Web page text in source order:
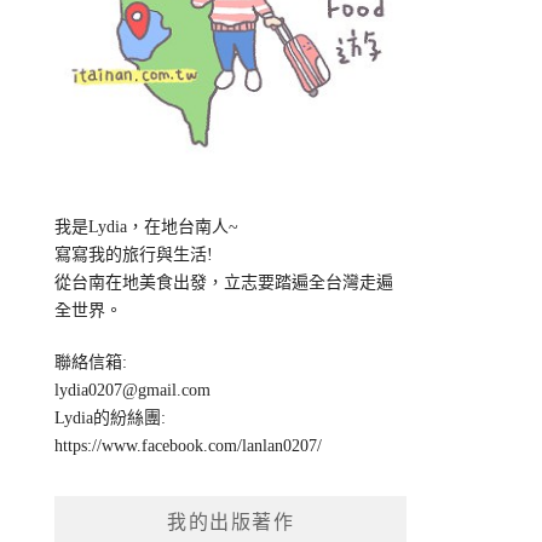
我是Lydia，在地台南人~
寫寫我的旅行與生活!
從台南在地美食出發，立志要踏遍全台灣走遍
全世界。
聯絡信箱:
lydia0207@gmail.com
Lydia的紛絲團:
https://www.facebook.com/lanlan0207/
我的出版著作